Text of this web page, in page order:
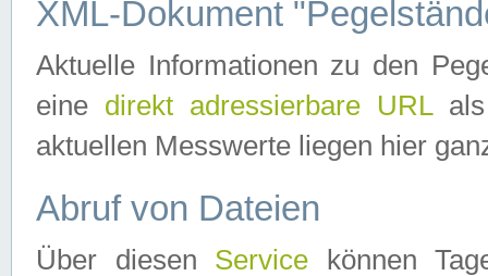
XML-Dokument
Aktuelle Informationen zu den
eine direkt adressierbare URLals
aktuellen Messwerte liegen hier
Abruf von Dateien
Über diesen Service können